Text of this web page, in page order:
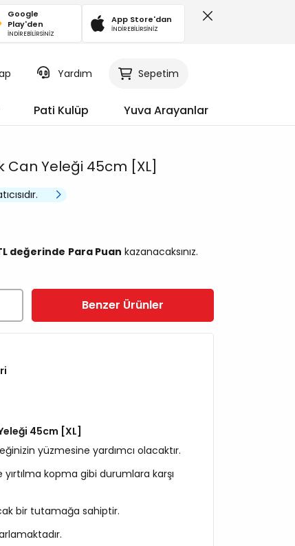
Google
Play'den
İNDİREBİLİRSİNİZ
App Store'dan
İNDİREBİLİRSİNİZ
Yardım Sepetim
Pati Kulüp Yuva Arayanlar
Can Yeleği 45cm [XL]
değerinde Para Puan kazanacaksınız.
Benzer Ürünler
45cm [XL]
yüzmesine yardımcı olacaktır.
yırtılma kopma gibi durumlara karşı
bir tutamağa sahiptir.